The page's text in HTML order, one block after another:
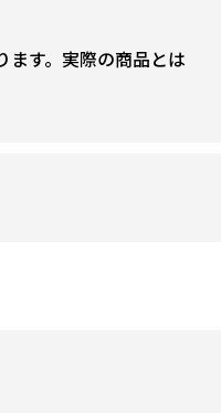
ます。実際の商品とは